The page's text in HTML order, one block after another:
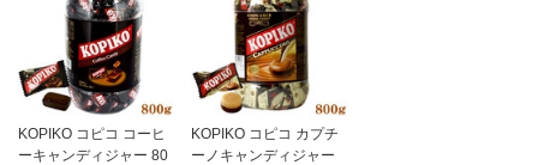
KOPIKO コピコ コーヒ
ーキャンディジャー 80
KOPIKO コピコ カプチ
ーノキャンディジャー